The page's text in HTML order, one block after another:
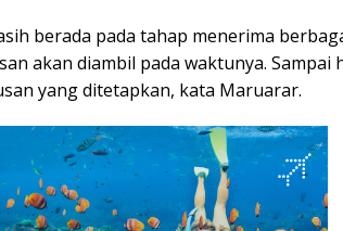
berada pada tahap menerima
akan diambil pada waktunya. Sampai
yang ditetapkan, kata Maruarar.